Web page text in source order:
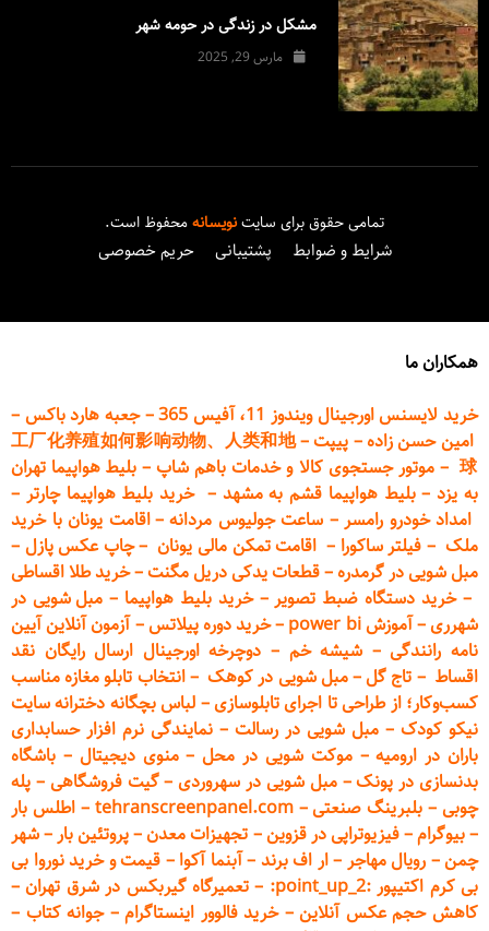
مشکل در زندگی در حومه شهر
مارس 29, 2025
تمامی حقوق برای سایتنویسانهمحفوظ است.
شرایط و ضوابط پشتیبانی حریم خصوصی
همکاران ما
خرید لایسنس اورجینال ویندوز 11، آفیس 365
–جعبه هارد باکس –
امین حسن زاده– پیپت–
工厂化养殖如何影响动物、人类和地
球
– موتور جستجوی کالا و خدمات باهم شاپ– بلیط هواپیما تهران
به یزد–بلیط هواپیما قشم به مشهد –خرید بلیط هواپیما چارتر –
امداد خودرو رامسر– ساعت جولیوس مردانه–اقامت یونان با خرید
ملک – فیلتر ساکورا – اقامت تمکن مالی یونان –چاپ عکس پازل –
مبل شویی در گرمدره–قطعاتیدکی دریل مگنت–خرید طلا اقساطی
–خرید دستگاه ضبط تصویر–خرید بلیط هواپیما –مبل شویی در
شهرری–آموزش power bi –خرید دورهپیلاتس–آزمون آنلاین آیین
نامه رانندگی– شیشه خم – دوچرخه اورجینال ارسال رایگان نقد
اقساط – تاج گل–مبل شویی در کوهک–انتخاب تابلو مغازه مناسب
کسب‌وکار؛ از طراحی تا اجرای تابلوسازی– لباس بچگانه دخترانه سایت
نیکو کودک – مبل شویی در رسالت – نمایندگی نرم افزار حسابداری
باران در ارومیه–موکت شویی در محل–منوی دیجیتال – باشگاه
بدنسازی در پونک–مبل شویی در سهروردی–گیت فروشگاهی – پله
چوبی – بلبرینگ صنعتی–
tehranscreenpanel.com
–اطلس بار
–بیوگرام–فیزیوتراپی در قزوین– تجهیزات معدن–پروتئین بار–شهر
چمن– رویال مهاجر –ار اف برند –آبنما آکوا – قیمت و خرید نوروا بی
بی کرم اکتیپور :point_up_2:
– تعمیرگاه گیربکس در شرق تهران–
کاهش حجم عکس آنلاین–خرید فالوور اینستاگرام–جوانه کتاب –